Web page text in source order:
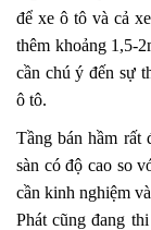
để xe ô tô và cả
thêm khoảng 1,5-
cần chú ý đến sự
ô tô.
Tầng bán hầm rất
sàn có độ cao so
cần kinh nghiệm
Phát cũng đang